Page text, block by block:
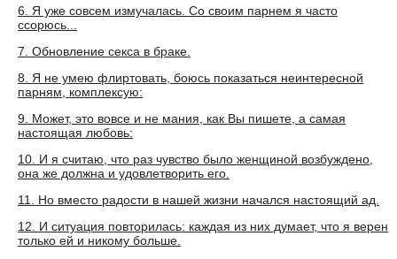
6. Я уже совсем измучалась. Со своим парнем я часто
ссорюсь...
7. Обновление секса в браке.
8. Я не умею флиртовать, боюсь показаться неинтересной
парням, комплексую:
9. Может, это вовсе и не мания, как Вы пишете, а самая
настоящая любовь:
10. И я считаю, что раз чувство было женщиной возбуждено,
она же должна и удовлетворить его.
11. Но вместо радости в нашей жизни начался настоящий ад.
12. И ситуация повторилась: каждая из них думает, что я верен
только ей и никому больше.